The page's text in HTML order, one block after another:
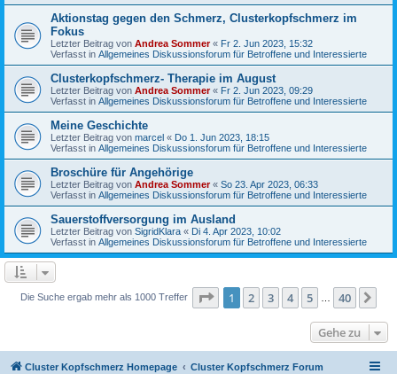
Aktionstag gegen den Schmerz, Clusterkopfschmerz im
Fokus
Letzter Beitrag von Andrea Sommer« Fr 2. Jun 2023, 15:32
Verfasst in Allgemeines Diskussionsforum für Betroffene und Interessierte
Clusterkopfschmerz- Therapie im August
Letzter Beitrag von Andrea Sommer« Fr 2. Jun 2023, 09:29
Verfasst in Allgemeines Diskussionsforum für Betroffene und Interessierte
Meine Geschichte
Letzter Beitrag von marcel « Do 1. Jun 2023, 18:15
Verfasst in Allgemeines Diskussionsforum für Betroffene und Interessierte
Broschüre für Angehörige
Letzter Beitrag von Andrea Sommer« So 23. Apr 2023, 06:33
Verfasst in Allgemeines Diskussionsforum für Betroffene und Interessierte
Sauerstoffversorgung im Ausland
Letzter Beitrag von SigridKlara « Di 4. Apr 2023, 10:02
Verfasst in Allgemeines Diskussionsforum für Betroffene und Interessierte
Die Suche ergab mehr als 1000 Treffer Seite 1von 40
1 2 3 4 5 40
Gehe zu
Cluster Kopfschmerz Homepage Cluster Kopfschmerz Forum